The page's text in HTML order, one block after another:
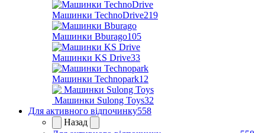
Машинки TechnoDrive219
Машинки Bburago105
Машинки KS Drive33
Машинки Technopark12
Машинки Sulong Toys32
Для активного відпочинку558
Назад